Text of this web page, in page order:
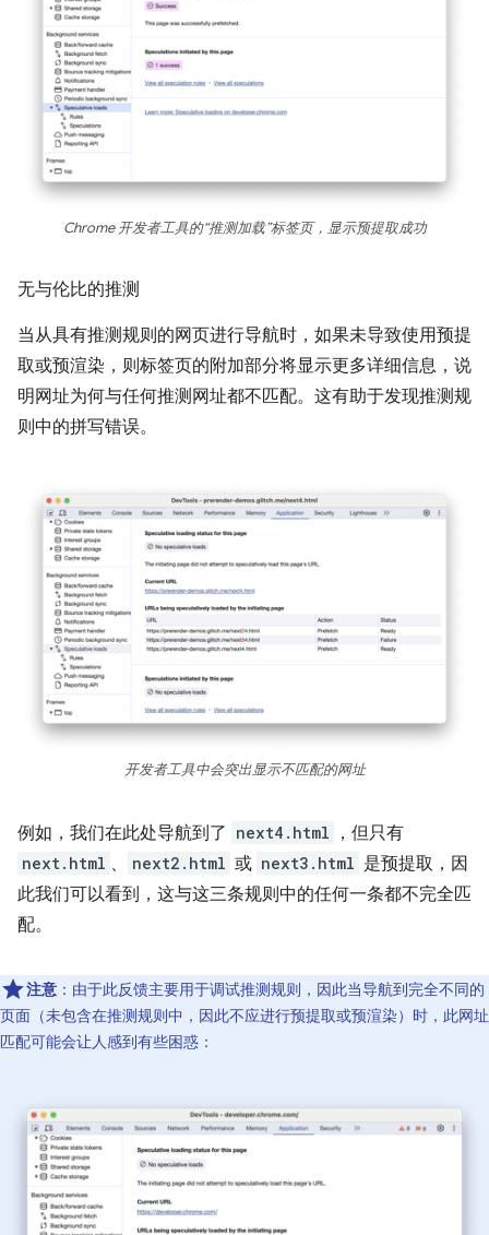
Chrome 开发者工具的“推测加载”标签页，显示预提取成功
无与伦比的推测
当从具有推测规则的网页进行导航时，如果未导致使用预提
取或预渲染，则标签页的附加部分将显示更多详细信息，说
明网址为何与任何推测网址都不匹配。这有助于发现推测规
则中的拼写错误。
开发者工具中会突出显示不匹配的网址
例如，我们在此处导航到了 next4.html ，但只有
next.html 、 next2.html 或 next3.html 是预提取，因
此我们可以看到，这与这三条规则中的任何一条都不完全匹
配。
注意 ：由于此反馈主要用于调试推测规则，因此当导航到完全不同的
页面（未包含在推测规则中，因此不应进行预提取或预渲染）时，此网址
匹配可能会让人感到有些困惑：